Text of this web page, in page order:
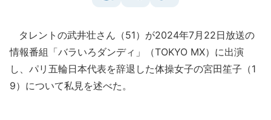
タレントの武井壮さん（51）が2024年7月22日放送の
情報番組「バラいろダンディ」（TOKYO MX）に出演
し、パリ五輪日本代表を辞退した体操女子の宮田笙子（1
9）について私見を述べた。